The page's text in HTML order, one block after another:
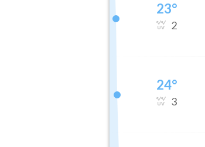
23°
2
24°
3